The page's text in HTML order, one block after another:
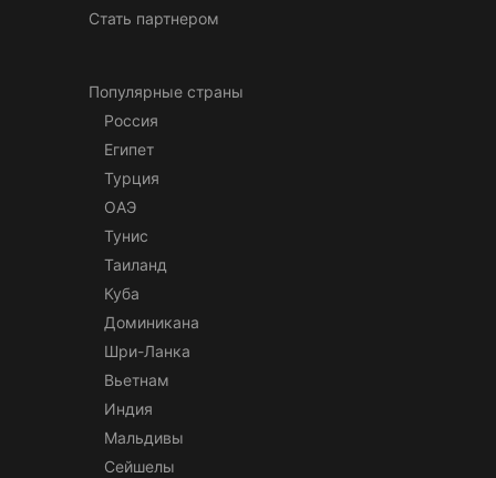
Стать партнером
Популярные страны
Россия
Египет
Турция
ОАЭ
Тунис
Таиланд
Куба
Доминикана
Шри-Ланка
Вьетнам
Индия
Мальдивы
Сейшелы